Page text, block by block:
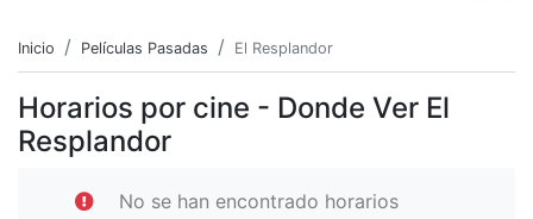
Inicio Películas Pasadas El Resplandor
Horarios por cine - Donde Ver El
Resplandor
No se han encontrado horarios